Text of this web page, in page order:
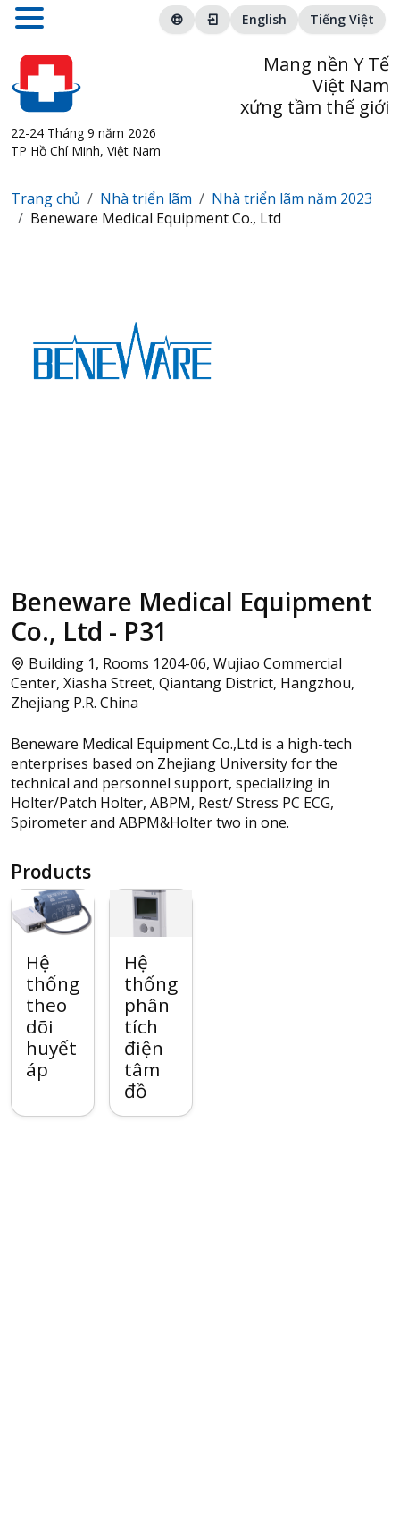
English Tiếng Việt
22-24 Tháng 9 năm 2026
TP Hồ Chí Minh, Việt Nam
Mang nền Y Tế
Việt Nam
xứng tầm thế giới
Trang chủ Nhà triển lãm
Nhà triển lãm năm 2023
Beneware Medical Equipment Co., Ltd
Beneware Medical Equipment
Co., Ltd - P31
Building 1, Rooms 1204-06, Wujiao Commercial
Center, Xiasha Street, Qiantang District, Hangzhou,
Zhejiang P.R. China
Beneware Medical Equipment Co.,Ltd is a high-tech
enterprises based on Zhejiang University for the
technical and personnel support, specializing in
Holter/Patch Holter, ABPM, Rest/ Stress PC ECG,
Spirometer and ABPM&Holter two in one.
Products
Hệ
thống
theo
dõi
huyết
áp
Hệ
thống
phân
tích
điện
tâm
đồ